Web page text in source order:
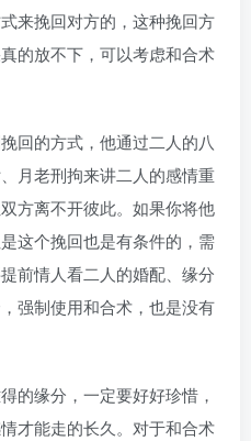
来挽回对方的，这种挽回方
的放不下，可以考虑和合术
回的方式，他通过二人的八
月老刑拘来讲二人的感情重
方离不开彼此。如果你将他
这个挽回也是有条件的，需
前情人看二人的婚配、缘分
强制使用和合术，也是没有
的缘分，一定要好好珍惜，
才能走的长久。对于和合术